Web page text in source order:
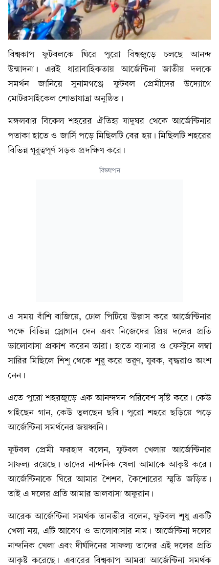
বিশ্বকাপ ফুটবলকে ঘিরে পুরো বিশ্বজুড়ে চলছে আনন্দ
উন্মাদনা। এরই ধারাবাহিকতায় আর্জেন্টিনা জাতীয় দলকে
সমর্থন জানিয়ে সুনামগঞ্জে ফুটবল প্রেমীদের উদ্যোগে
মোটরসাইকেল শোভাযাত্রা অনুষ্ঠিত।
মঙ্গলবার বিকেল শহরের ঐতিহ্য যাদুঘর থেকে আর্জেন্টিনার
পতাকা হাতে ও জার্সি পড়ে মিছিলটি বের হয়। মিছিলটি শহরের
বিভিন্ন গুরুত্বপূর্ণ সড়ক প্রদক্ষিণ করে।
বিজ্ঞাপন
এ সময় বাঁশি বাজিয়ে, ঢোল পিটিয়ে উল্লাস করে আর্জেন্টিনার
পক্ষে বিভিন্ন স্লোগান দেন এবং নিজেদের প্রিয় দলের প্রতি
ভালোবাসা প্রকাশ করেন তারা। হাতে ব্যানার ও ফেস্টুনে লম্বা
সারির মিছিলে শিশু থেকে শুরু করে তরুণ, যুবক, বৃদ্ধরাও অংশ
নেন।
এতে পুরো শহরজুড়ে এক আনন্দঘন পরিবেশ সৃষ্টি করে। কেউ
গাইছেন গান, কেউ তুলছেন ছবি। পুরো শহরে ছড়িয়ে পড়ে
আর্জেন্টিনা সমর্থনের জয়ধ্বনি।
ফুটবল প্রেমী ফরহাদ বলেন, ফুটবল খেলায় আর্জেন্টিনার
সাফল্য রয়েছে। তাদের নান্দনিক খেলা আমাকে আকৃষ্ট করে।
আর্জেন্টিনাকে ঘিরে আমার শৈশব, কৈশোরের স্মৃতি জড়িত।
তাই এ দলের প্রতি আমার ভালবাসা অফুরান।
আরেক আর্জেন্টিনা সমর্থক তানভীর বলেন, ফুটবল শুধু একটি
খেলা নয়, এটি আবেগ ও ভালোবাসার নাম। আর্জেন্টিনা দলের
নান্দনিক খেলা এবং দীর্ঘদিনের সাফল্য তাদের এই দলের প্রতি
আকৃষ্ট করেছে। এবারের বিশ্বকাপ আমরা আর্জেন্টিনা সমর্থক